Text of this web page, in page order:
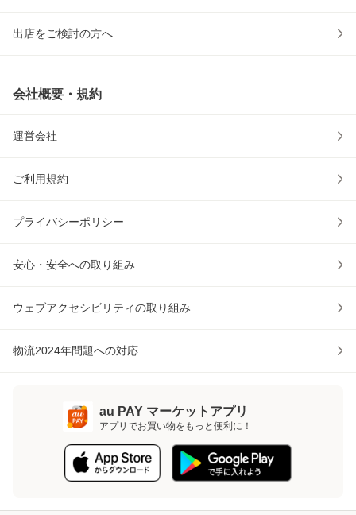
出店をご検討の方へ
会社概要・規約
運営会社
ご利用規約
プライバシーポリシー
安心・安全への取り組み
ウェブアクセシビリティの取り組み
物流2024年問題への対応
au PAY マーケットアプリ
アプリでお買い物をもっと便利に！